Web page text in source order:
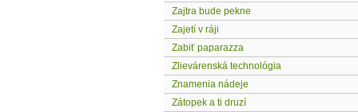
Zajtra bude pekne
Zajetí v ráji
Zabiť paparazza
Zlievárenská technológia
Znamenia nádeje
Zátopek a ti druzí